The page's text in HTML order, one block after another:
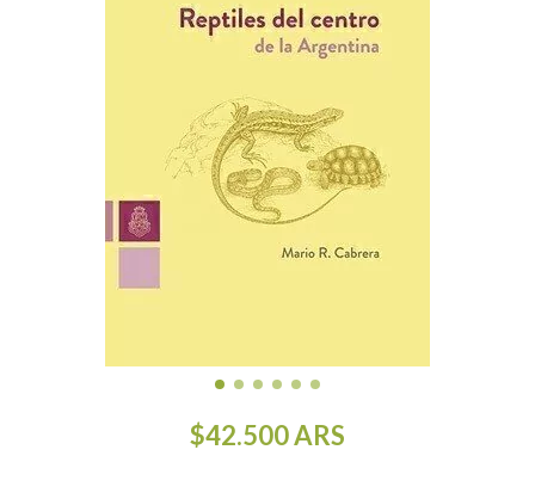
$42.500ARS